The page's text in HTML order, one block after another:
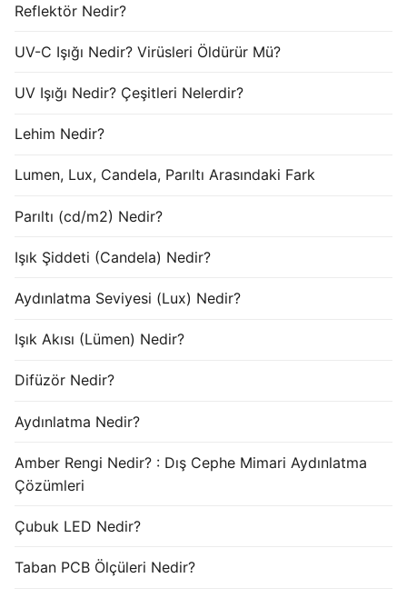
Reflektör Nedir?
UV-C Işığı Nedir? Virüsleri Öldürür Mü?
UV Işığı Nedir? Çeşitleri Nelerdir?
Lehim Nedir?
Lumen, Lux, Candela, Parıltı Arasındaki Fark
Parıltı (cd/m2) Nedir?
Işık Şiddeti (Candela) Nedir?
Aydınlatma Seviyesi (Lux) Nedir?
Işık Akısı (Lümen) Nedir?
Difüzör Nedir?
Aydınlatma Nedir?
Amber Rengi Nedir? : Dış Cephe Mimari Aydınlatma
Çözümleri
Çubuk LED Nedir?
Taban PCB Ölçüleri Nedir?